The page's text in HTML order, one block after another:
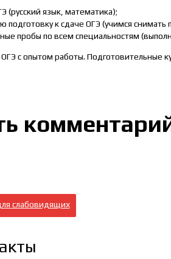
(русский язык, математика);
подготовку к сдаче ОГЭ (учимся
пробы по всем специальностям
с опытом работы. Подготовительные
слабовидящих